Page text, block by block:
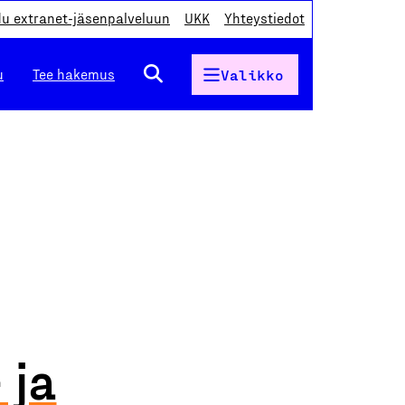
extranet-jäsenpalveluun UKK Yhteystiedot
Tee hakemus Valikko
ja